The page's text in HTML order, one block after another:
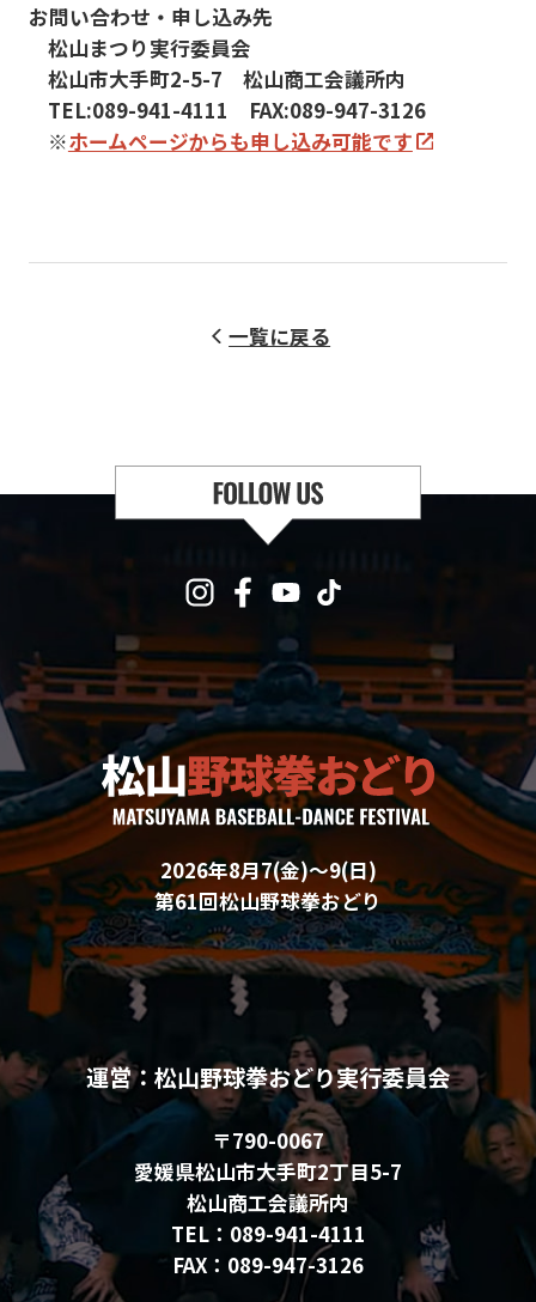
お問い合わせ・申し込み先
松山まつり実行委員会
松山市大手町2-5-7 松山商工会議所内
TEL:089-941-4111 FAX:089-947-3126
※ホームページからも申し込み可能です
一覧に戻る
2026年8月7(金)〜9(日)
第61回松山野球拳おどり
運営：松山野球拳おどり実行委員会
〒790-0067
愛媛県松山市大手町2丁目5-7
松山商工会議所内
TEL：089-941-4111
FAX：089-947-3126